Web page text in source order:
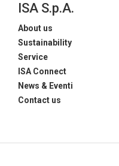
ISA S.p.A.
About us
Sustainability
Service
ISA Connect
News & Eventi
Contact us